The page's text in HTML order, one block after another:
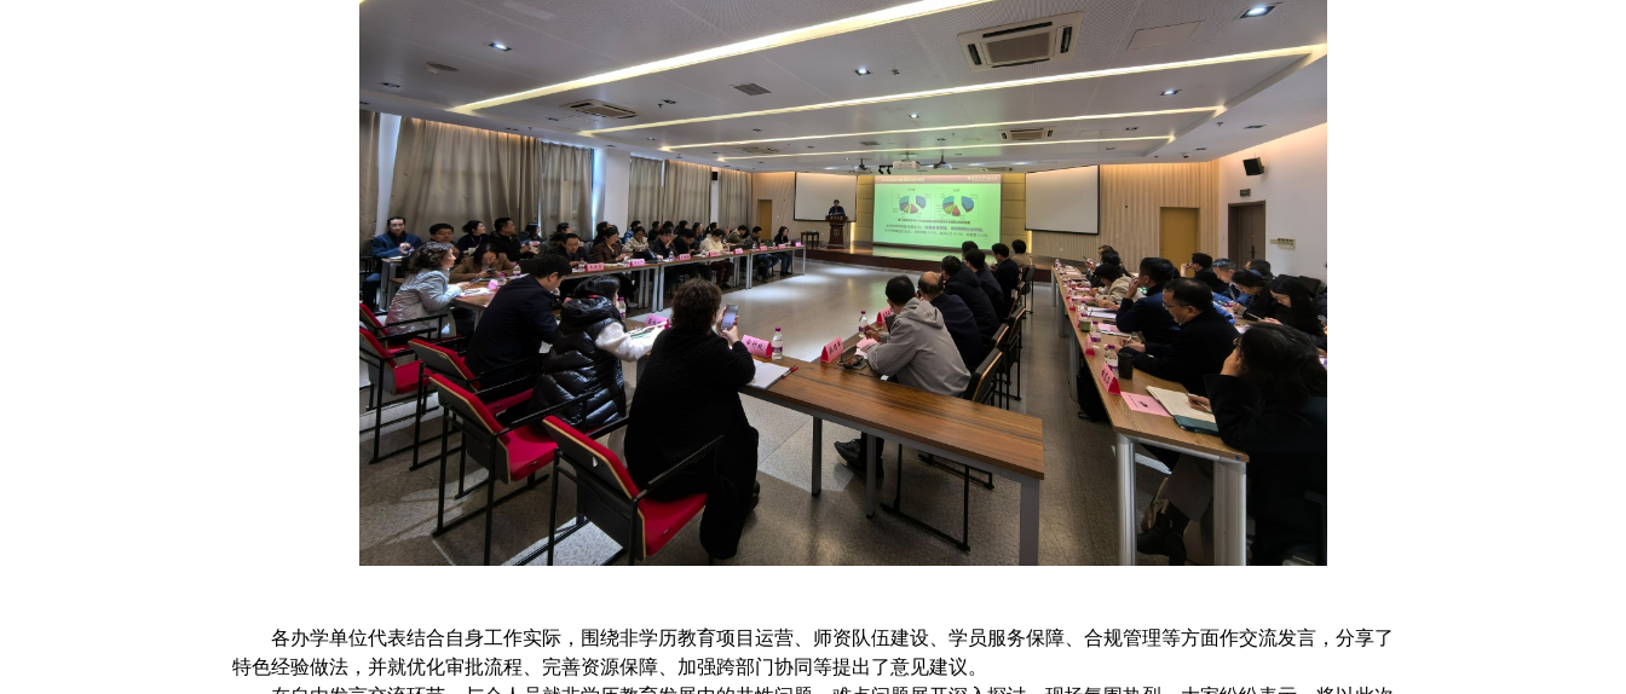
各办学单位代表结合自身工作实际，围绕非学历教育项目运营、师资队伍建设、学员服务保障、合规管理等方面作交流发言，分享了
特色经验做法，并就优化审批流程、完善资源保障、加强跨部门协同等提出了意见建议。